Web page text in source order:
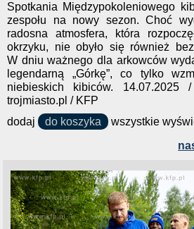
Spotkania Międzypokoleniowego
zespołu na nowy sezon. Choć
radosna atmosfera, która
okrzyku, nie obyło się również
W dniu ważnego dla arkowców
legendarną „Górkę”, co tylko
niebieskich kibiców.
trojmiasto.pl / KFP
dodaj
do koszyka
wszystkie